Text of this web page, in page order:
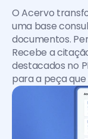
O Acervo
uma base
documentos.
Recebe a
destacados no
para a peça